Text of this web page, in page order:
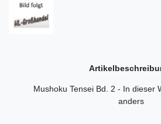
Mushoku Tensei Bd. 2 - In dieser
anders